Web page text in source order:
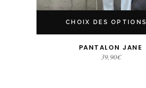
CHOIX DES OPTIONS
PANTALON JANE
39,90€